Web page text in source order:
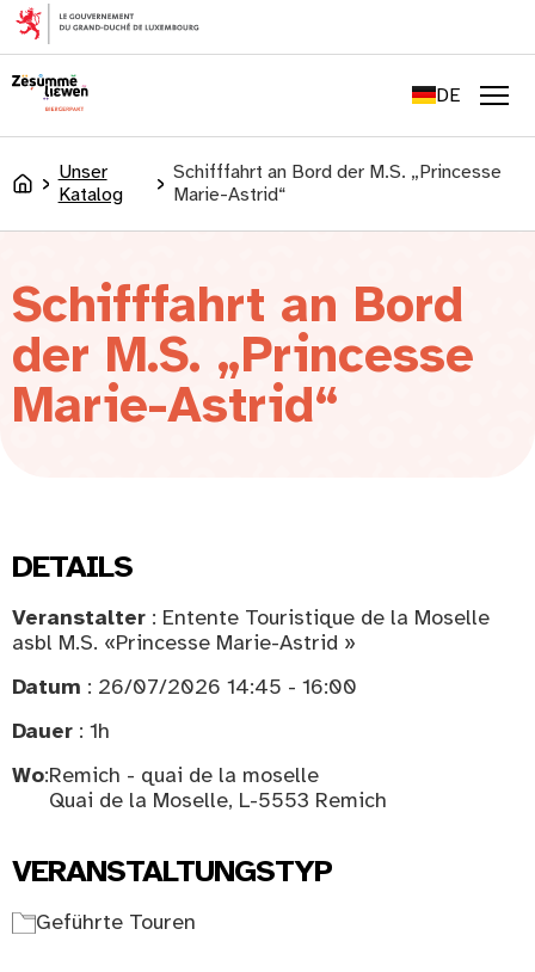
springen
DE
LU
Accueil
Unser
Katalog
Schifffahrt an Bord der M.S. „Princesse
Marie-Astrid“
Schifffahrt an Bord
der M.S. „Princesse
Marie-Astrid“
DETAILS
Veranstalter : Entente Touristique de la Moselle
asbl M.S. «Princesse Marie-Astrid »
Datum : 26/07/2026 14:45 - 16:00
Dauer : 1h
Wo:Remich - quai de la moselle
Quai de la Moselle, L-5553 Remich
VERANSTALTUNGSTYP
Geführte Touren